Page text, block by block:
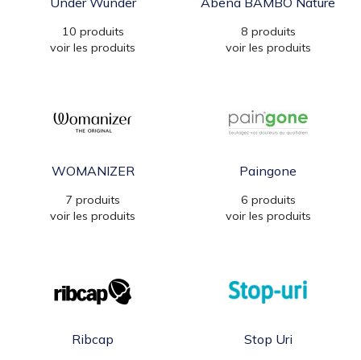
10 produits
voir les produits
8 produits
voir les produits
WOMANIZER
7 produits
voir les produits
Paingone
6 produits
voir les produits
Ribcap Stop Uri